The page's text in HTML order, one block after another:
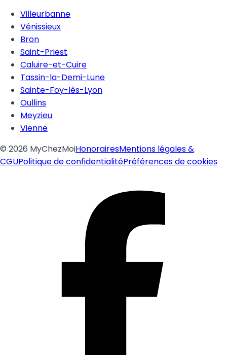
Villeurbanne
Vénissieux
Bron
Saint-Priest
Caluire-et-Cuire
Tassin-la-Demi-Lune
Sainte-Foy-lès-Lyon
Oullins
Meyzieu
Vienne
© 2026 MyChezMoiHonorairesMentions légales &
CGUPolitique de confidentialitéPréférences de cookies